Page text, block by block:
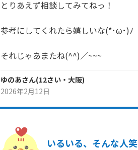
とりあえず相談してみてねっ！
参考にしてくれたら嬉しいな(*･ω･)ﾉ
それじゃあまたね(^^)／~~~
ゆのあさん(12さい・ 大阪)
2026年2月12日
いるいる、そんな人笑